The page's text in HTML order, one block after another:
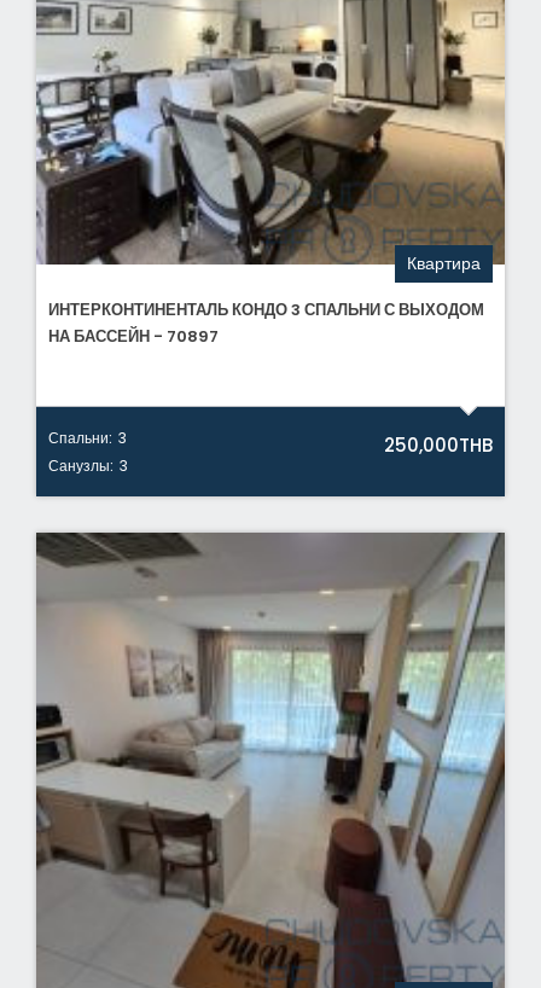
Квартира
ИНТЕРКОНТИНЕНТАЛЬ КОНДО 3 СПАЛЬНИ С ВЫХОДОМ
НА БАССЕЙН - 70897
Спальни: 3
Санузлы: 3
250,000THB